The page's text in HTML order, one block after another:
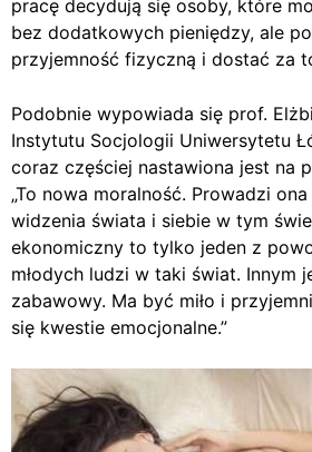
pracę decydują się osoby, które
bez dodatkowych pieniędzy, ale
przyjemność fizyczną i dostać za
Podobnie wypowiada się prof.
Instytutu Socjologii Uniwersytetu
coraz częściej nastawiona jest na
„To nowa moralność. Prowadzi
widzenia świata i siebie w tym
ekonomiczny to tylko jeden z
młodych ludzi w taki świat. Innym
zabawowy. Ma być miło i
się kwestie emocjonalne.”